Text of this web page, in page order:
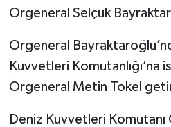
Orgeneral Selçuk
Orgeneral
Kuvvetleri Komutanlığı’na
Orgeneral Metin Tokel
Deniz Kuvvetleri